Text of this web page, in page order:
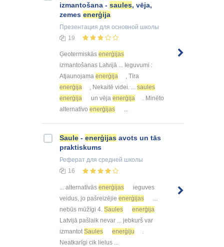
izmantošana - saules, vēja,
zemes enerģija
Презентация для основной школы
19
Ģeotermiskās enerģijas
izmantošanas Latvijā ... Ieguvumi :
Atjaunojama enerģija
, Tīra
enerģija
, Nekaitē videi. ... saules
enerģija
un vēja enerģija
. Minēto
alternatīvo enerģijas ...
Saule - enerģijas avots un tās
praktiskums
Реферат для средней школы
16
... alternatīvās enerģijas
ieguves
veidus, jo pašreizējie enerģijas
...
nebūs mūžīgi 4. Saules
enerģija
Latvijā pašlaik nevar ... jebkurš var
izmantotSaules enerģiju
.
Neatkarīgi cik lielus ...